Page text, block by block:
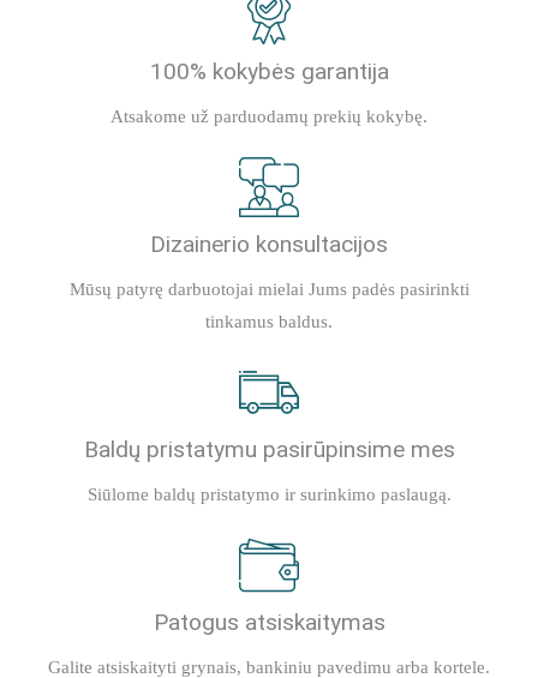
100% kokybės garantija
Atsakome už parduodamų prekių kokybę.
Dizainerio konsultacijos
Mūsų patyrę darbuotojai mielai Jums padės pasirinkti
tinkamus baldus.
Baldų pristatymu pasirūpinsime mes
Siūlome baldų pristatymo ir surinkimo paslaugą.
Patogus atsiskaitymas
Galite atsiskaityti grynais, bankiniu pavedimu arba kortele.